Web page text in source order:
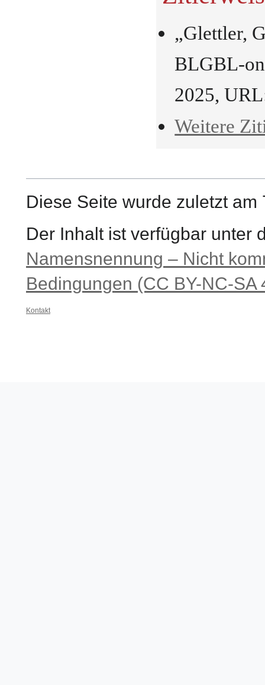
„Glettler,
BLGBL-
2025,
Weitere
Diese Seite wurde zuletzt
Der Inhalt ist verfügbar unter
Namensnennung – Nicht
Bedingungen (CC BY-NC-SA
Kontakt